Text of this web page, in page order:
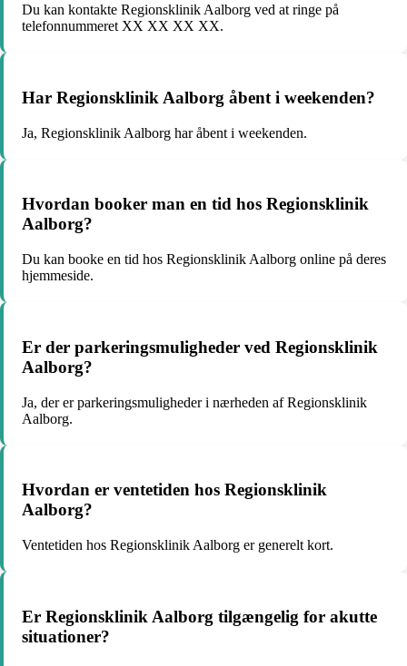
Du kan kontakte Regionsklinik Aalborg ved at ringe på
telefonnummeret XX XX XX XX.
Har Regionsklinik Aalborg åbent i weekenden?
Ja, Regionsklinik Aalborg har åbent i weekenden.
Hvordan booker man en tid hos Regionsklinik
Aalborg?
Du kan booke en tid hos Regionsklinik Aalborg online på deres
hjemmeside.
Er der parkeringsmuligheder ved Regionsklinik
Aalborg?
Ja, der er parkeringsmuligheder i nærheden af Regionsklinik
Aalborg.
Hvordan er ventetiden hos Regionsklinik
Aalborg?
Ventetiden hos Regionsklinik Aalborg er generelt kort.
Er Regionsklinik Aalborg tilgængelig for akutte
situationer?